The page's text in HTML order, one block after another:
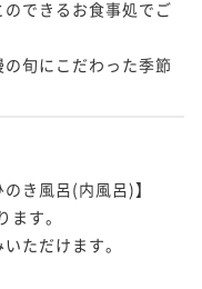
できるお食事処でご
旬にこだわった季節
き風呂(内風呂)】
す。
ただけます。